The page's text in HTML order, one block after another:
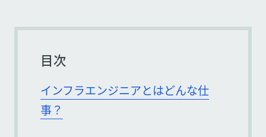
目次
インフラエンジニアとはどんな仕
事？